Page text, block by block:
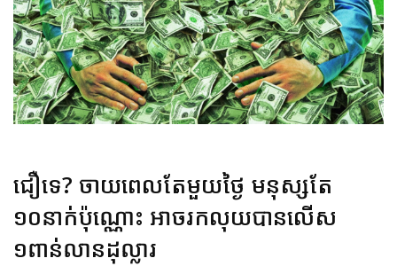
ជឿទេ? ចាយពេលតែមួយថ្ងៃ មនុស្សតែ
១០នាក់ប៉ុណ្ណោះ អាចរកលុយបានលើស
១ពាន់លានដុល្លារ